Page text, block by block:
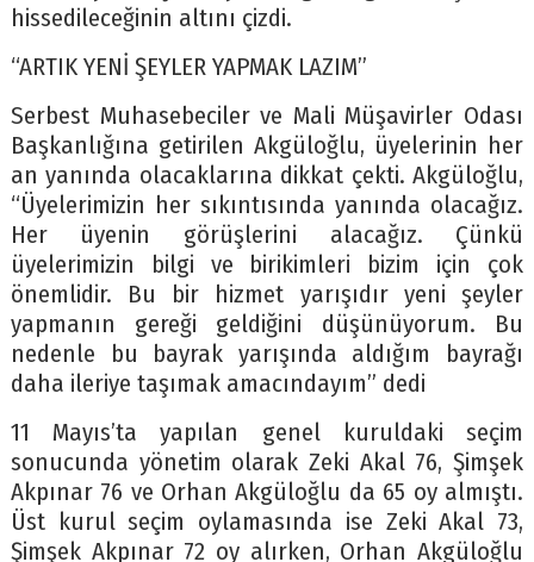
hissedileceğinin altını çizdi.
“ARTIK YENİ ŞEYLER YAPMAK LAZIM”
Serbest Muhasebeciler ve Mali Müşavirler Odası
Başkanlığına getirilen Akgüloğlu, üyelerinin her
an yanında olacaklarına dikkat çekti. Akgüloğlu,
“Üyelerimizin her sıkıntısında yanında olacağız.
Her üyenin görüşlerini alacağız. Çünkü
üyelerimizin bilgi ve birikimleri bizim için çok
önemlidir. Bu bir hizmet yarışıdır yeni şeyler
yapmanın gereği geldiğini düşünüyorum. Bu
nedenle bu bayrak yarışında aldığım bayrağı
daha ileriye taşımak amacındayım” dedi
11 Mayıs’ta yapılan genel kuruldaki seçim
sonucunda yönetim olarak Zeki Akal 76, Şimşek
Akpınar 76 ve Orhan Akgüloğlu da 65 oy almıştı.
Üst kurul seçim oylamasında ise Zeki Akal 73,
Şimşek Akpınar 72 oy alırken, Orhan Akgüloğlu